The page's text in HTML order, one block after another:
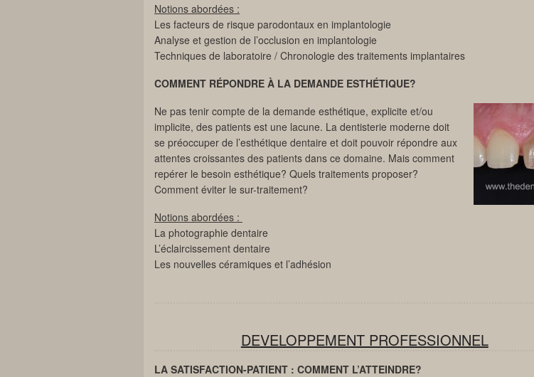
Notions abordées :
Les facteurs de risque parodontaux en implantologie
Analyse et gestion de l’occlusion en implantologie
Techniques de laboratoire / Chronologie des traitements implantaires
COMMENT RÉPONDRE À LA DEMANDE ESTHÉTIQUE?
Ne pas tenir compte de la demande esthétique, explicite et/ou
implicite, des patients est une lacune. La dentisterie moderne doit
se préoccuper de l’esthétique dentaire et doit pouvoir répondre aux
attentes croissantes des patients dans ce domaine. Mais comment
repérer le besoin esthétique? Quels traitements proposer?
Comment éviter le sur-traitement?
Notions abordées :
La photographie dentaire
L’éclaircissement dentaire
Les nouvelles céramiques et l’adhésion
DEVELOPPEMENT PROFESSIONNEL
LA SATISFACTION-PATIENT : COMMENT L’ATTEINDRE?